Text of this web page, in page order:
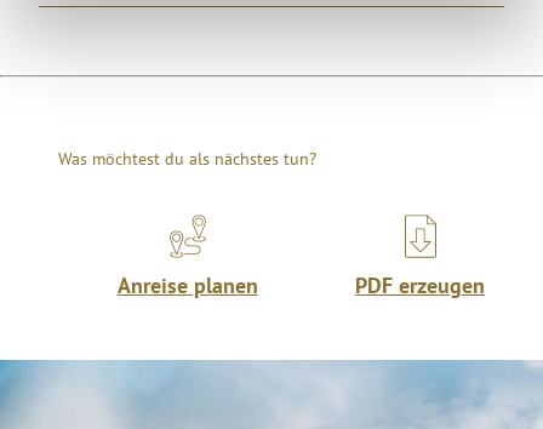
Was möchtest du als nächstes tun?
Anreise planen PDF erzeugen